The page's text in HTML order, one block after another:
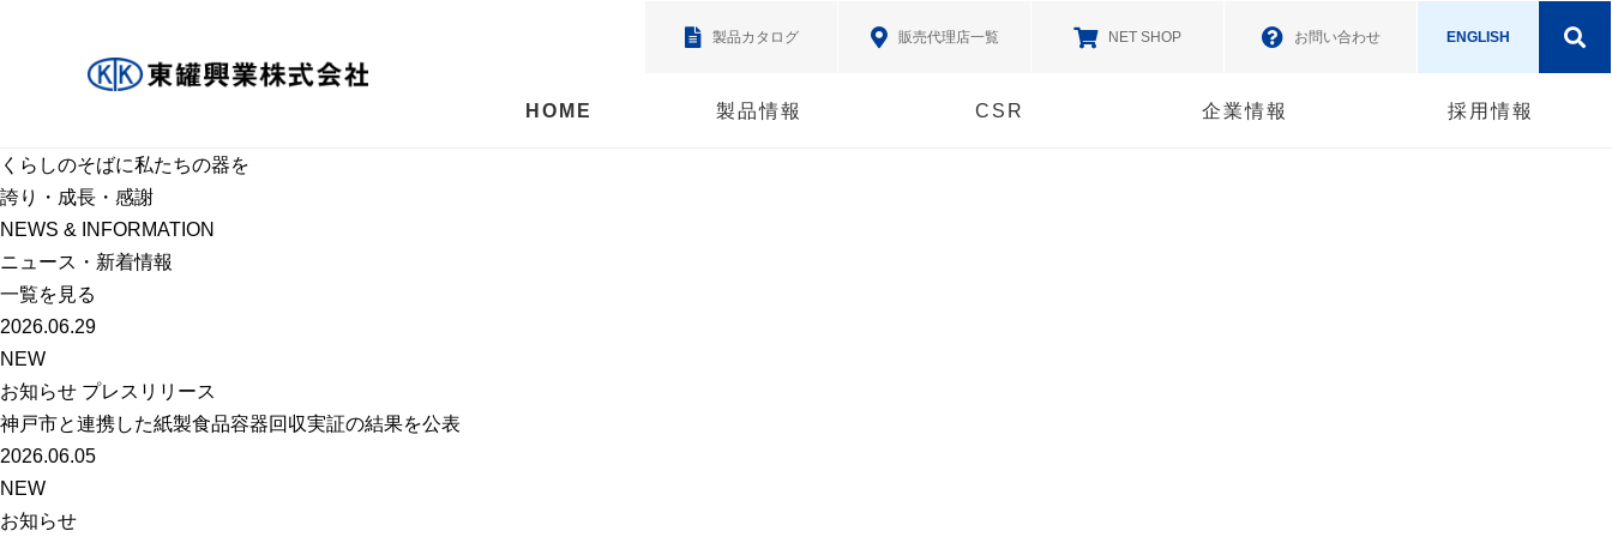
製品カタログ 販売代理店一覧 NET SHOP お問い合わせ ENGLISH
HOME 製品情報 CSR 企業情報 採用情報
くらしのそばに私たちの器を
誇り・成長・感謝
NEWS & INFORMATION
ニュース・新着情報
一覧を見る
2026.06.29
NEW
お知らせ プレスリリース
神戸市と連携した紙製食品容器回収実証の結果を公表
2026.06.05
NEW
お知らせ